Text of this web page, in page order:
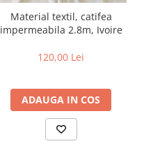
Material textil, catifea
impermeabila 2.8m, Ivoire
120,00 Lei
ADAUGA IN COS